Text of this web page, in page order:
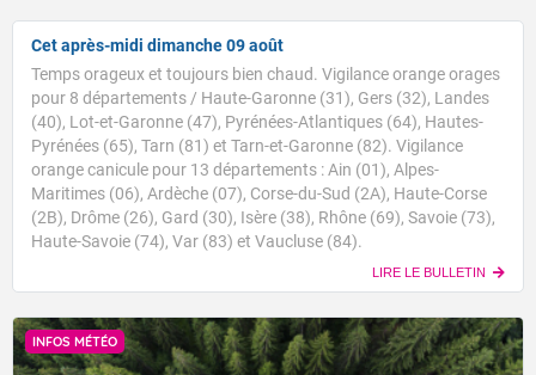
Cet après-midi dimanche 09 août
Temps orageux et toujours bien chaud. Vigilance orange orages
pour 8 départements / Haute-Garonne (31), Gers (32), Landes
(40), Lot-et-Garonne (47), Pyrénées-Atlantiques (64), Hautes-
Pyrénées (65), Tarn (81) et Tarn-et-Garonne (82). Vigilance
orange canicule pour 13 départements : Ain (01), Alpes-
Maritimes (06), Ardèche (07), Corse-du-Sud (2A), Haute-Corse
(2B), Drôme (26), Gard (30), Isère (38), Rhône (69), Savoie (73),
Haute-Savoie (74), Var (83) et Vaucluse (84).
LIRE LE BULLETIN
INFOS MÉTÉO